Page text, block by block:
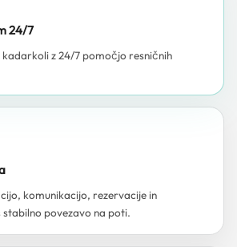
24/7
z 24/7 pomočjo resničnih
komunikacijo, rezervacije in
stabilno povezavo na poti.